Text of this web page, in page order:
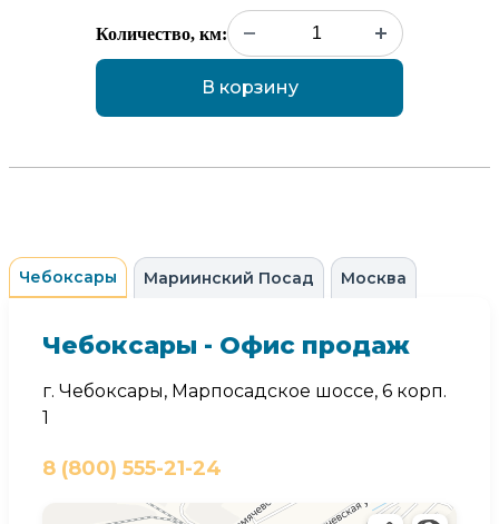
Количество, км:
В корзину
Чебоксары Мариинский Посад Москва
Чебоксары - Офис продаж
г. Чебоксары, Марпосадское шоссе, 6 корп.
1
8 (800) 555-21-24